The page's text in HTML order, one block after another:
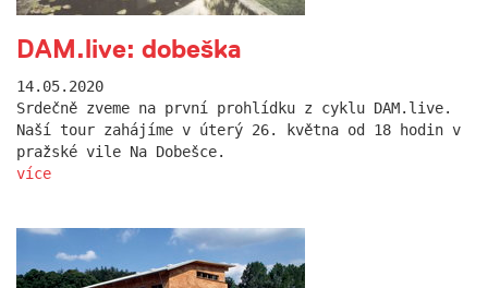
DAM.live: dobeška
14.05.2020
Srdečně zveme na první prohlídku z cyklu DAM.live.
Naší tour zahájíme v úterý 26. května od 18 hodin v
pražské vile Na Dobešce.
více